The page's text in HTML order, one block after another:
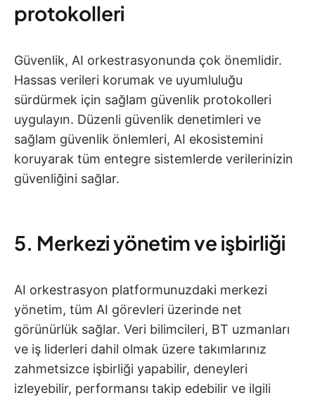
protokolleri
Güvenlik, AI orkestrasyonunda çok önemlidir.
Hassas verileri korumak ve uyumluluğu
sürdürmek için sağlam güvenlik protokolleri
uygulayın. Düzenli güvenlik denetimleri ve
sağlam güvenlik önlemleri, AI ekosistemini
koruyarak tüm entegre sistemlerde verilerinizin
güvenliğini sağlar.
5. Merkezi yönetim ve işbirliği
AI orkestrasyon platformunuzdaki merkezi
yönetim, tüm AI görevleri üzerinde net
görünürlük sağlar. Veri bilimcileri, BT uzmanları
ve iş liderleri dahil olmak üzere takımlarınız
zahmetsizce işbirliği yapabilir, deneyleri
izleyebilir, performansı takip edebilir ve ilgili